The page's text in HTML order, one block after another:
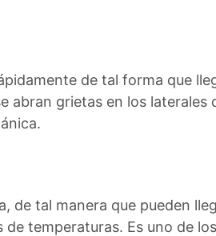
de tal forma que
abran grietas en los laterales
de tal manera que pueden
temperaturas. Es uno de